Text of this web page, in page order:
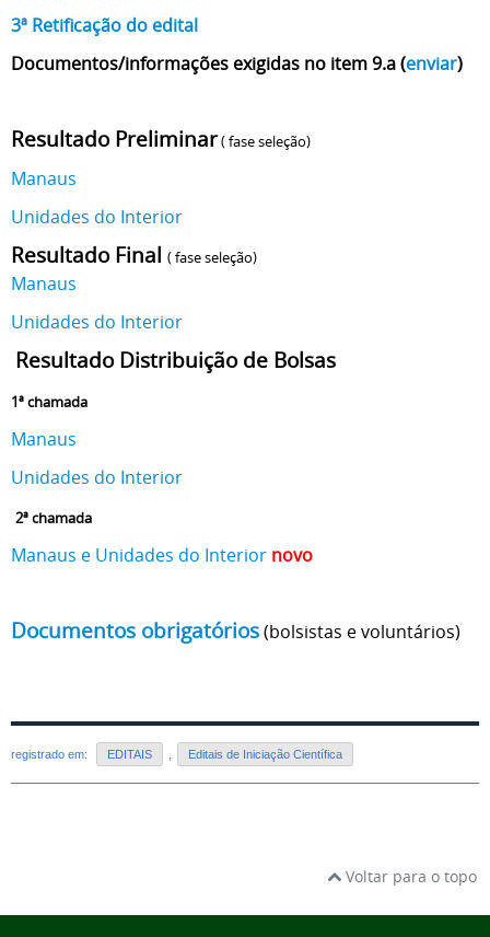
3ª Retificação do edital
Documentos/informações exigidas no item 9.a (enviar)
Resultado Preliminar( fase seleção)
Manaus
Unidades do Interior
Resultado Final ( fase seleção)
Manaus
Unidades do Interior
Resultado Distribuição de Bolsas
1ª chamada
Manaus
Unidades do Interior
2ª chamada
Manaus e Unidades do Interior novo
Documentos obrigatórios(bolsistas e voluntários)
registrado em: EDITAIS Editais de Iniciação Científica
Voltar para o topo